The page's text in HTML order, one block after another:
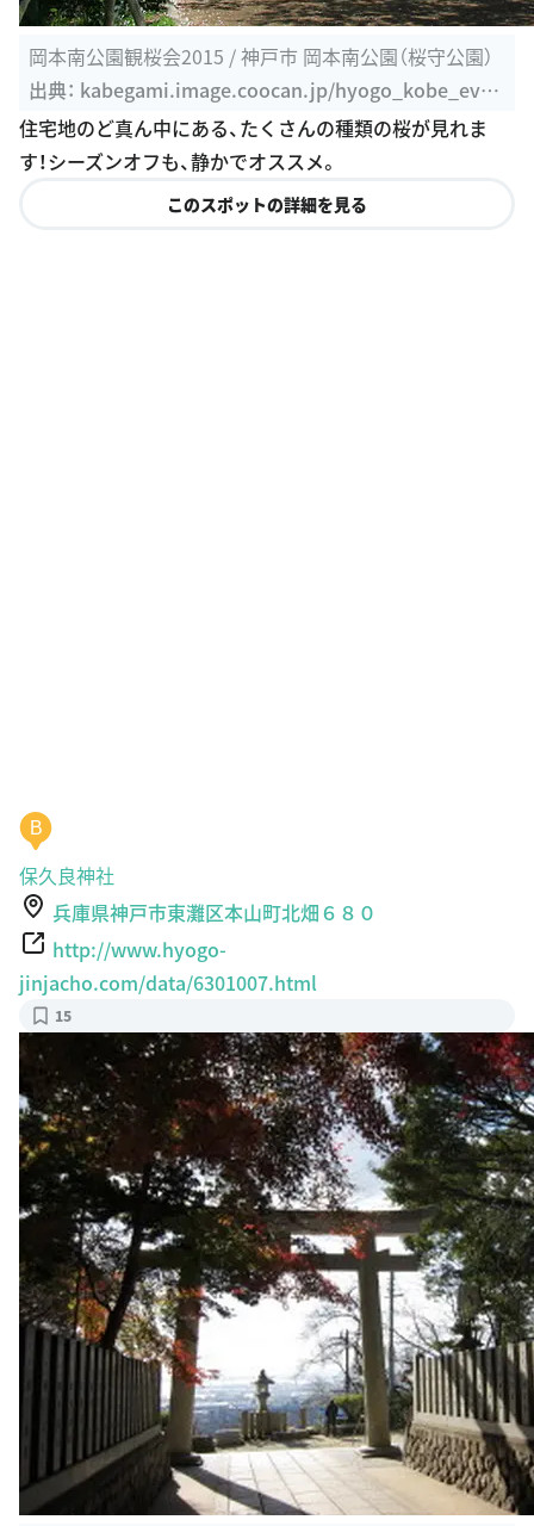
岡本南公園観桜会2015 / 神戸市 岡本南公園（桜守公園）
出典： kabegami.image.coocan.jp/hyogo_kobe_even
t/kobe/okamoto_sakura.htm
住宅地のど真ん中にある、たくさんの種類の桜が見れま
す！シーズンオフも、静かでオススメ。
このスポットの詳細を見る
B
保久良神社
兵庫県神戸市東灘区本山町北畑６８０
http://www.hyogo-
jinjacho.com/data/6301007.html
15